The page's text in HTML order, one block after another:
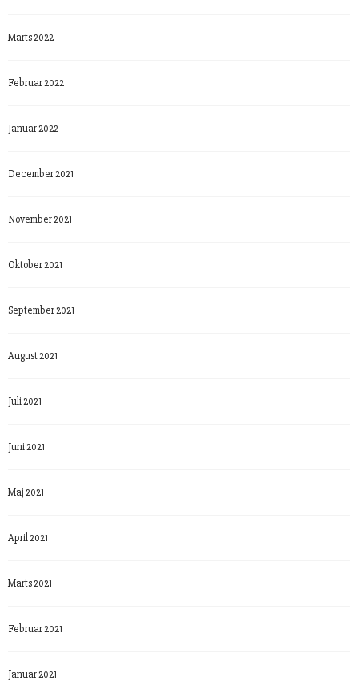
Marts 2022
Februar 2022
Januar 2022
December 2021
November 2021
Oktober 2021
September 2021
August 2021
Juli 2021
Juni 2021
Maj 2021
April 2021
Marts 2021
Februar 2021
Januar 2021